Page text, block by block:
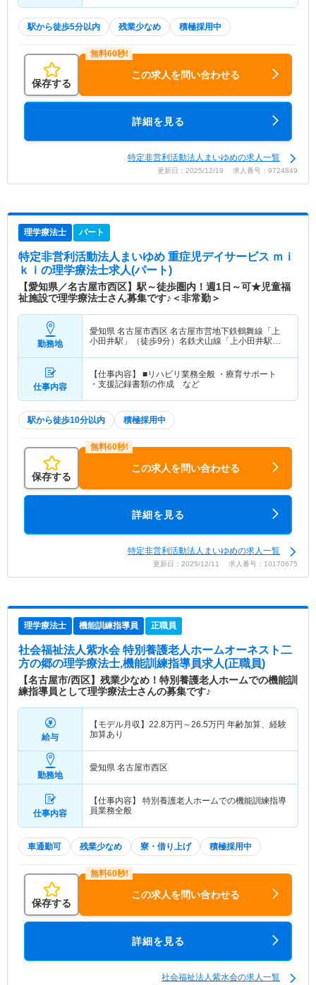
駅から徒歩5分以内 残業少なめ 積極採用中
保存する
この求人を問い合わせる
詳細を見る
特定非営利活動法人まいゆめの求人一覧
更新日：2025/12/19 求人番号：9724849
理学療法士 パート
特定非営利活動法人まいゆめ 重症児デイサービス ｍｉ
ｋｉ の理学療法士求人(パート)
【愛知県／名古屋市西区】駅～徒歩圏内！週1日～可★児童福
祉施設で理学療法士さん募集です♪＜非常勤＞
勤務地
愛知県 名古屋市西区 名古屋市営地下鉄鶴舞線「上
小田井駅」（徒歩9分）名鉄犬山線「上小田井駅」
仕事内容
【仕事内容】 ■リハビリ業務全般 ・療育サポート
・支援記録書類の作成 など
駅から徒歩10分以内 積極採用中
保存する
この求人を問い合わせる
詳細を見る
特定非営利活動法人まいゆめの求人一覧
更新日：2025/12/11 求人番号：10170675
理学療法士 機能訓練指導員 正職員
社会福祉法人紫水会 特別養護老人ホームオーネスト二
方の郷の理学療法士,機能訓練指導員求人(正職員)
【名古屋市/西区】残業少なめ！特別養護老人ホームでの機能訓
練指導員として理学療法士さんの募集です♪
給与
【モデル月収】 22.8万円～26.5万円 年齢加算、経験
加算あり
勤務地
愛知県 名古屋市西区
仕事内容
【仕事内容】 特別養護老人ホームでの機能訓練指導
員業務全般
車通勤可 残業少なめ 寮・借り上げ 積極採用中
保存する
この求人を問い合わせる
詳細を見る
社会福祉法人紫水会の求人一覧